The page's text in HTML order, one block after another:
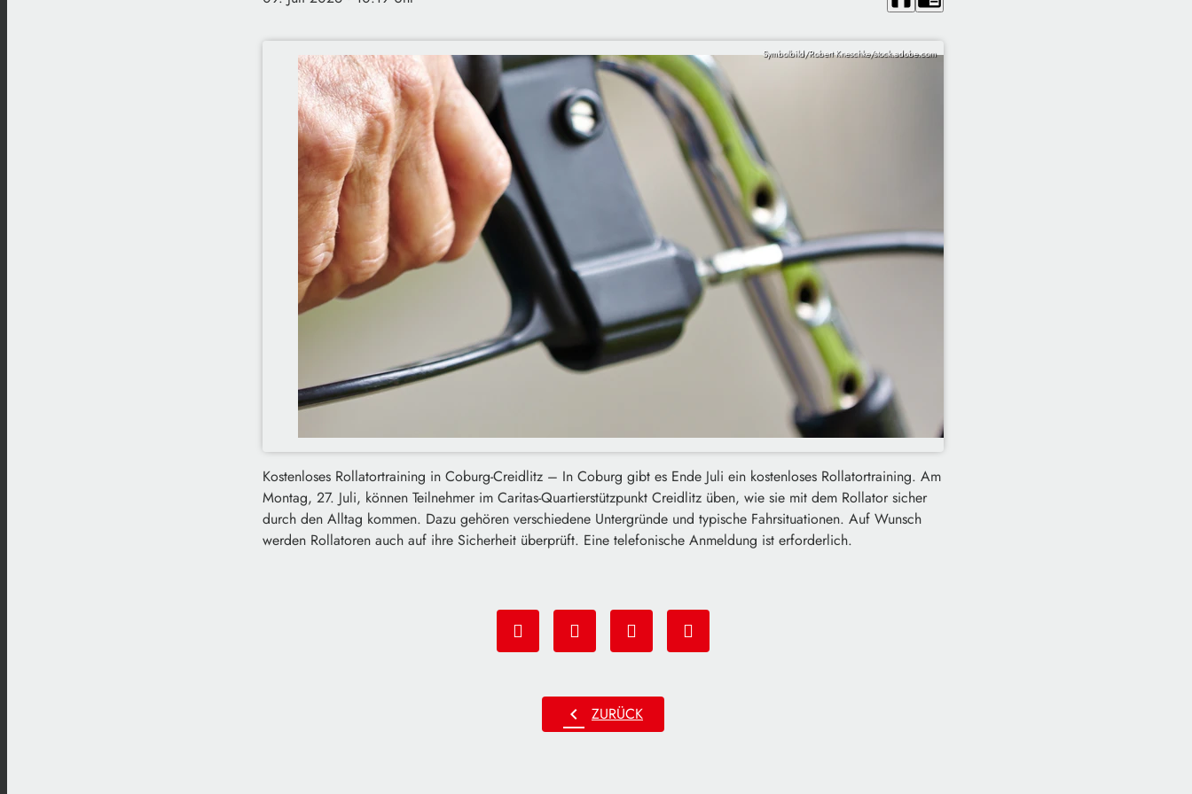
Symbolbild/Robert Kneschke/stock.adobe.com
Kostenloses Rollatortraining in Coburg-Creidlitz – In Coburg gibt es Ende Juli ein kostenloses Rollatortraining. Am
Montag, 27. Juli, können Teilnehmer im Caritas-Quartierstützpunkt Creidlitz üben, wie sie mit dem Rollator sicher
durch den Alltag kommen. Dazu gehören verschiedene Untergründe und typische Fahrsituationen. Auf Wunsch
werden Rollatoren auch auf ihre Sicherheit überprüft. Eine telefonische Anmeldung ist erforderlich.
chevron_left ZURÜCK